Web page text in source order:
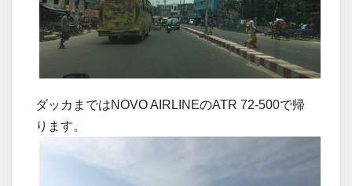
ダッカまではNOVO AIRLINEのATR 72-500で帰
ります。